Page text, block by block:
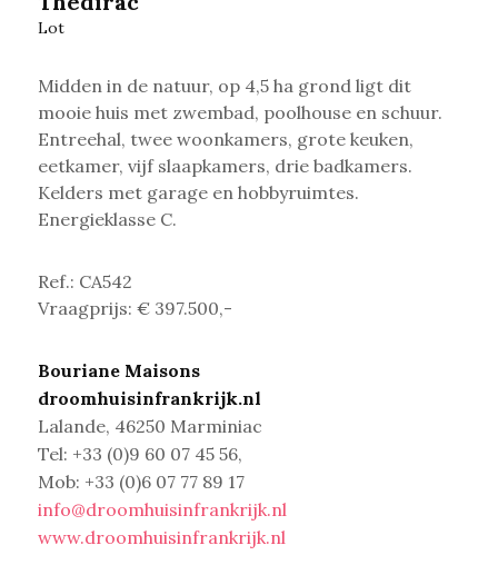
Lot
Midden in de natuur, op 4,5 ha grond ligt dit
mooie huis met zwembad, poolhouse en schuur.
Entreehal, twee woonkamers, grote keuken,
eetkamer, vijf slaapkamers, drie badkamers.
Kelders met garage en hobbyruimtes.
Energieklasse C.
Ref.: CA542
Vraagprijs: € 397.500,-
Bouriane Maisons
droomhuisinfrankrijk.nl
Lalande, 46250 Marminiac
Tel: +33 (0)9 60 07 45 56,
Mob: +33 (0)6 07 77 89 17
info@droomhuisinfrankrijk.nl
www.droomhuisinfrankrijk.nl